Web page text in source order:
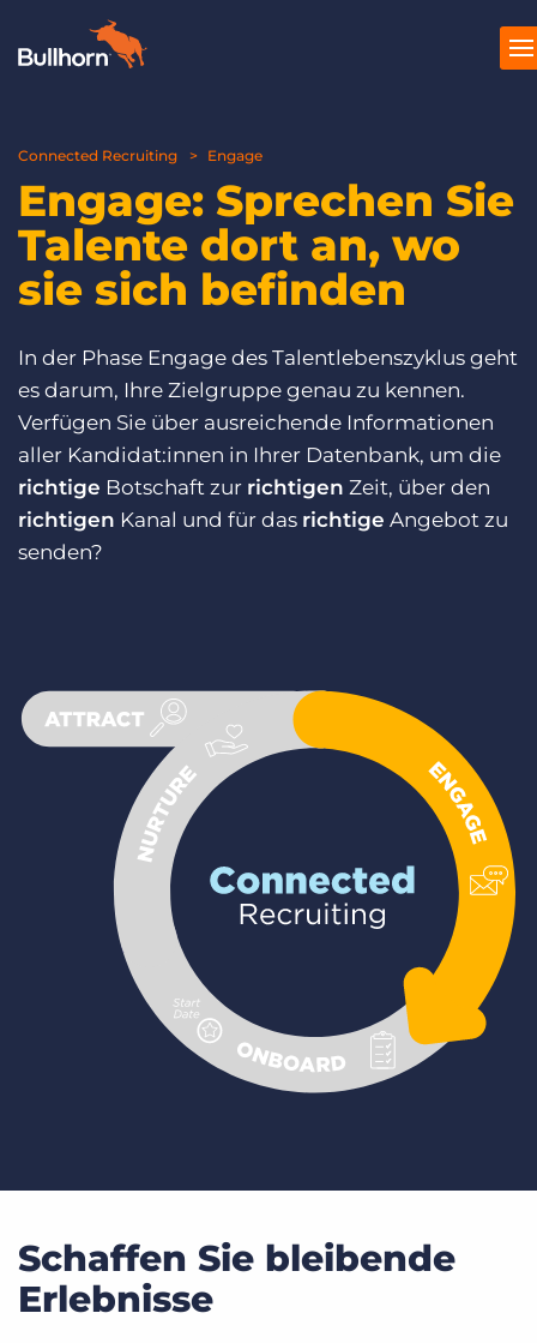
Produkte
Preise
Ressourcen
Unternehmen
Demo anfragen
Connected Recruiting Engage
Engage: Sprechen Sie
Talente dort an, wo
sie sich befinden
In der Phase Engage des Talentlebenszyklus geht
es darum, Ihre Zielgruppe genau zu kennen.
Verfügen Sie über ausreichende Informationen
aller Kandidat:innen in Ihrer Datenbank, um die
richtige Botschaft zur richtigen Zeit, über den
richtigen Kanal und für das richtige Angebot zu
senden?
Schaffen Sie bleibende
Erlebnisse